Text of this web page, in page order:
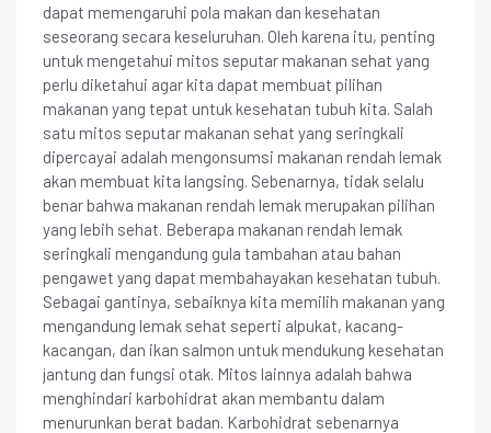
dapat memengaruhi pola makan dan kesehatan
seseorang secara keseluruhan. Oleh karena itu, penting
untuk mengetahui mitos seputar makanan sehat yang
perlu diketahui agar kita dapat membuat pilihan
makanan yang tepat untuk kesehatan tubuh kita. Salah
satu mitos seputar makanan sehat yang seringkali
dipercayai adalah mengonsumsi makanan rendah lemak
akan membuat kita langsing. Sebenarnya, tidak selalu
benar bahwa makanan rendah lemak merupakan pilihan
yang lebih sehat. Beberapa makanan rendah lemak
seringkali mengandung gula tambahan atau bahan
pengawet yang dapat membahayakan kesehatan tubuh.
Sebagai gantinya, sebaiknya kita memilih makanan yang
mengandung lemak sehat seperti alpukat, kacang-
kacangan, dan ikan salmon untuk mendukung kesehatan
jantung dan fungsi otak. Mitos lainnya adalah bahwa
menghindari karbohidrat akan membantu dalam
menurunkan berat badan. Karbohidrat sebenarnya